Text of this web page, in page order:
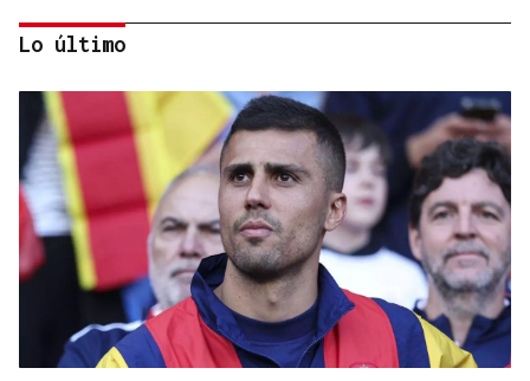
CUENTA CON ANTECEDENTES
Despliegue policial en Redondela por un hombre
atrincherado en su vivienda
Lo último